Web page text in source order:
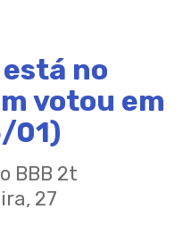
no
votou em
01)
BBB 2t
27